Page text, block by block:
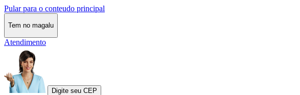
Pular para o conteudo principal
Tem no magalu
Atendimento
Digite seu CEP